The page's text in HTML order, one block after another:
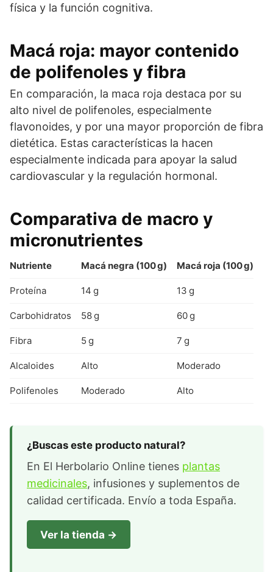
física y la función cognitiva.
Macá roja: mayor contenido
de polifenoles y fibra
En comparación, la maca roja destaca por su
alto nivel de polifenoles, especialmente
flavonoides, y por una mayor proporción de fibra
dietética. Estas características la hacen
especialmente indicada para apoyar la salud
cardiovascular y la regulación hormonal.
Comparativa de macro y
micronutrientes
Nutriente Macá negra (100 g) Macá roja (100 g)
Proteína 14 g 13 g
Carbohidratos 58 g 60 g
Fibra 5 g 7 g
Alcaloides Alto Moderado
Polifenoles Moderado Alto
¿Buscas este producto natural?
En El Herbolario Online tienes plantas
medicinales, infusiones y suplementos de
calidad certificada. Envío a toda España.
Ver la tienda →